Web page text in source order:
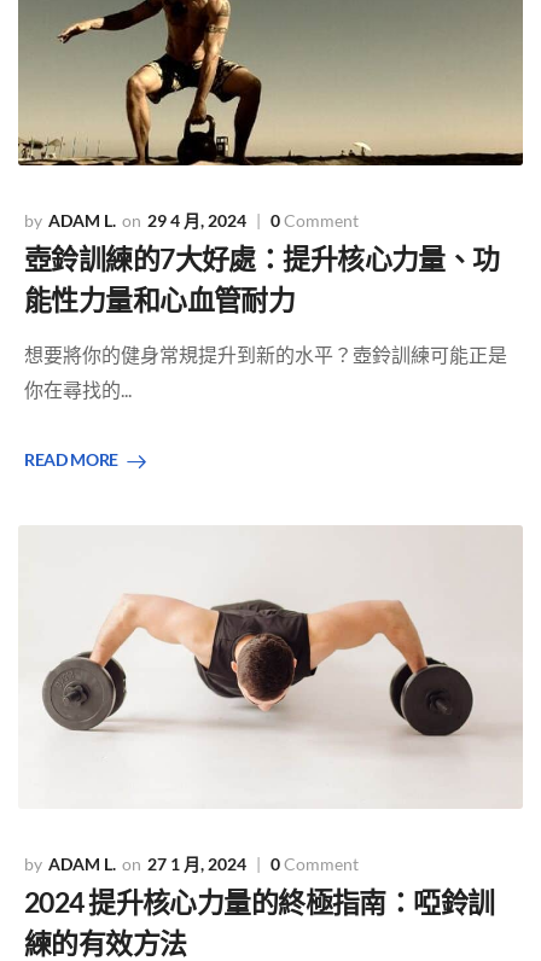
ADAM L. 29 4 月, 2024 0Comment
壺鈴訓練的7大好處：提升核心力量、功
能性力量和心血管耐力
想要將你的健身常規提升到新的水平？壺鈴訓練可能正是
你在尋找的...
READ MORE
ADAM L. 27 1 月, 2024 0Comment
2024 提升核心力量的終極指南：啞鈴訓
練的有效方法